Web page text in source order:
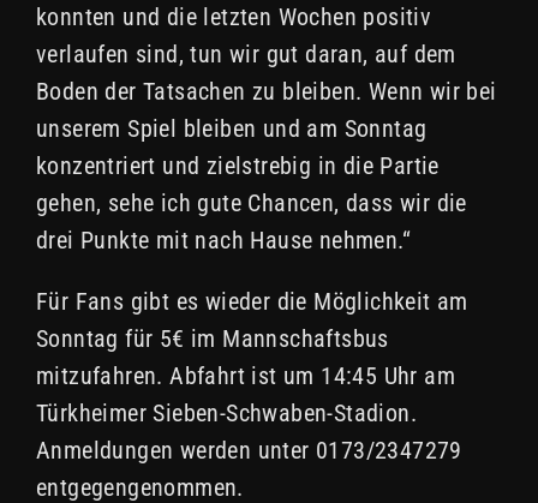
konnten und die letzten Wochen positiv
verlaufen sind, tun wir gut daran, auf dem
Boden der Tatsachen zu bleiben. Wenn wir bei
unserem Spiel bleiben und am Sonntag
konzentriert und zielstrebig in die Partie
gehen, sehe ich gute Chancen, dass wir die
drei Punkte mit nach Hause nehmen.“
Für Fans gibt es wieder die Möglichkeit am
Sonntag für 5€ im Mannschaftsbus
mitzufahren. Abfahrt ist um 14:45 Uhr am
Türkheimer Sieben-Schwaben-Stadion.
Anmeldungen werden unter 0173/2347279
entgegengenommen.